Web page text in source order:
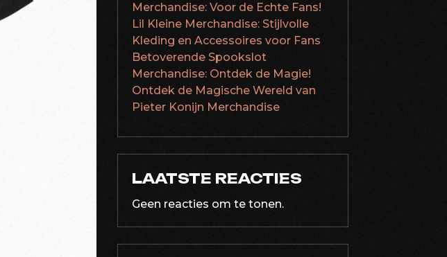
Merchandise: Voor de Echte Fans!
Lil Kleine Merchandise: Stijlvolle
Kleding en Accessoires voor Fans
Betoverende Spookslot
Merchandise: Ontdek de Magie!
Ontdek de Magische Wereld van
Pieter Konijn Merchandise
LAATSTE REACTIES
Geen reacties om te tonen.